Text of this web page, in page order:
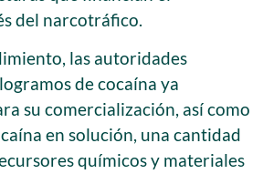
del narcotráfico.
las autoridades
de cocaína ya
su comercialización, así como
en solución, una cantidad
químicos y materiales